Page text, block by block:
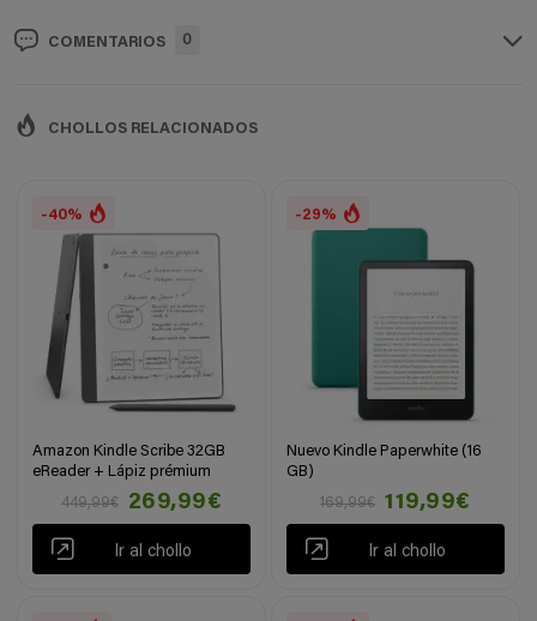
COMENTARIOS 0
CHOLLOS RELACIONADOS
-40%
Amazon Kindle Scribe 32GB
eReader + Lápiz prémium
449,99€
269,99€
Ir al chollo
-29%
Nuevo Kindle Paperwhite (16
GB)
169,99€
119,99€
Ir al chollo